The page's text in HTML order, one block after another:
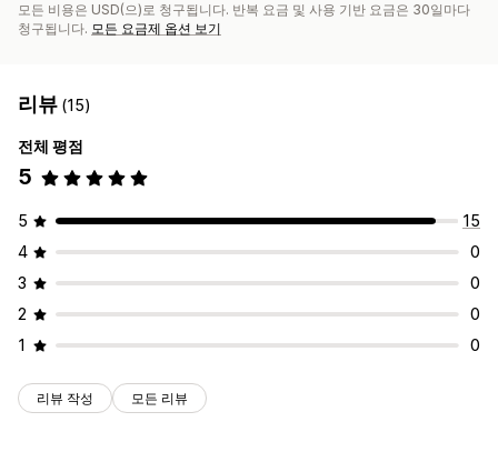
모든 비용은 USD(으)로 청구됩니다. 반복 요금 및 사용 기반 요금은 30일마다
청구됩니다. 모든 요금제 옵션 보기
리뷰 (15)
전체 평점
5
5
15
4
0
3
0
2
0
1
0
리뷰 작성 모든 리뷰